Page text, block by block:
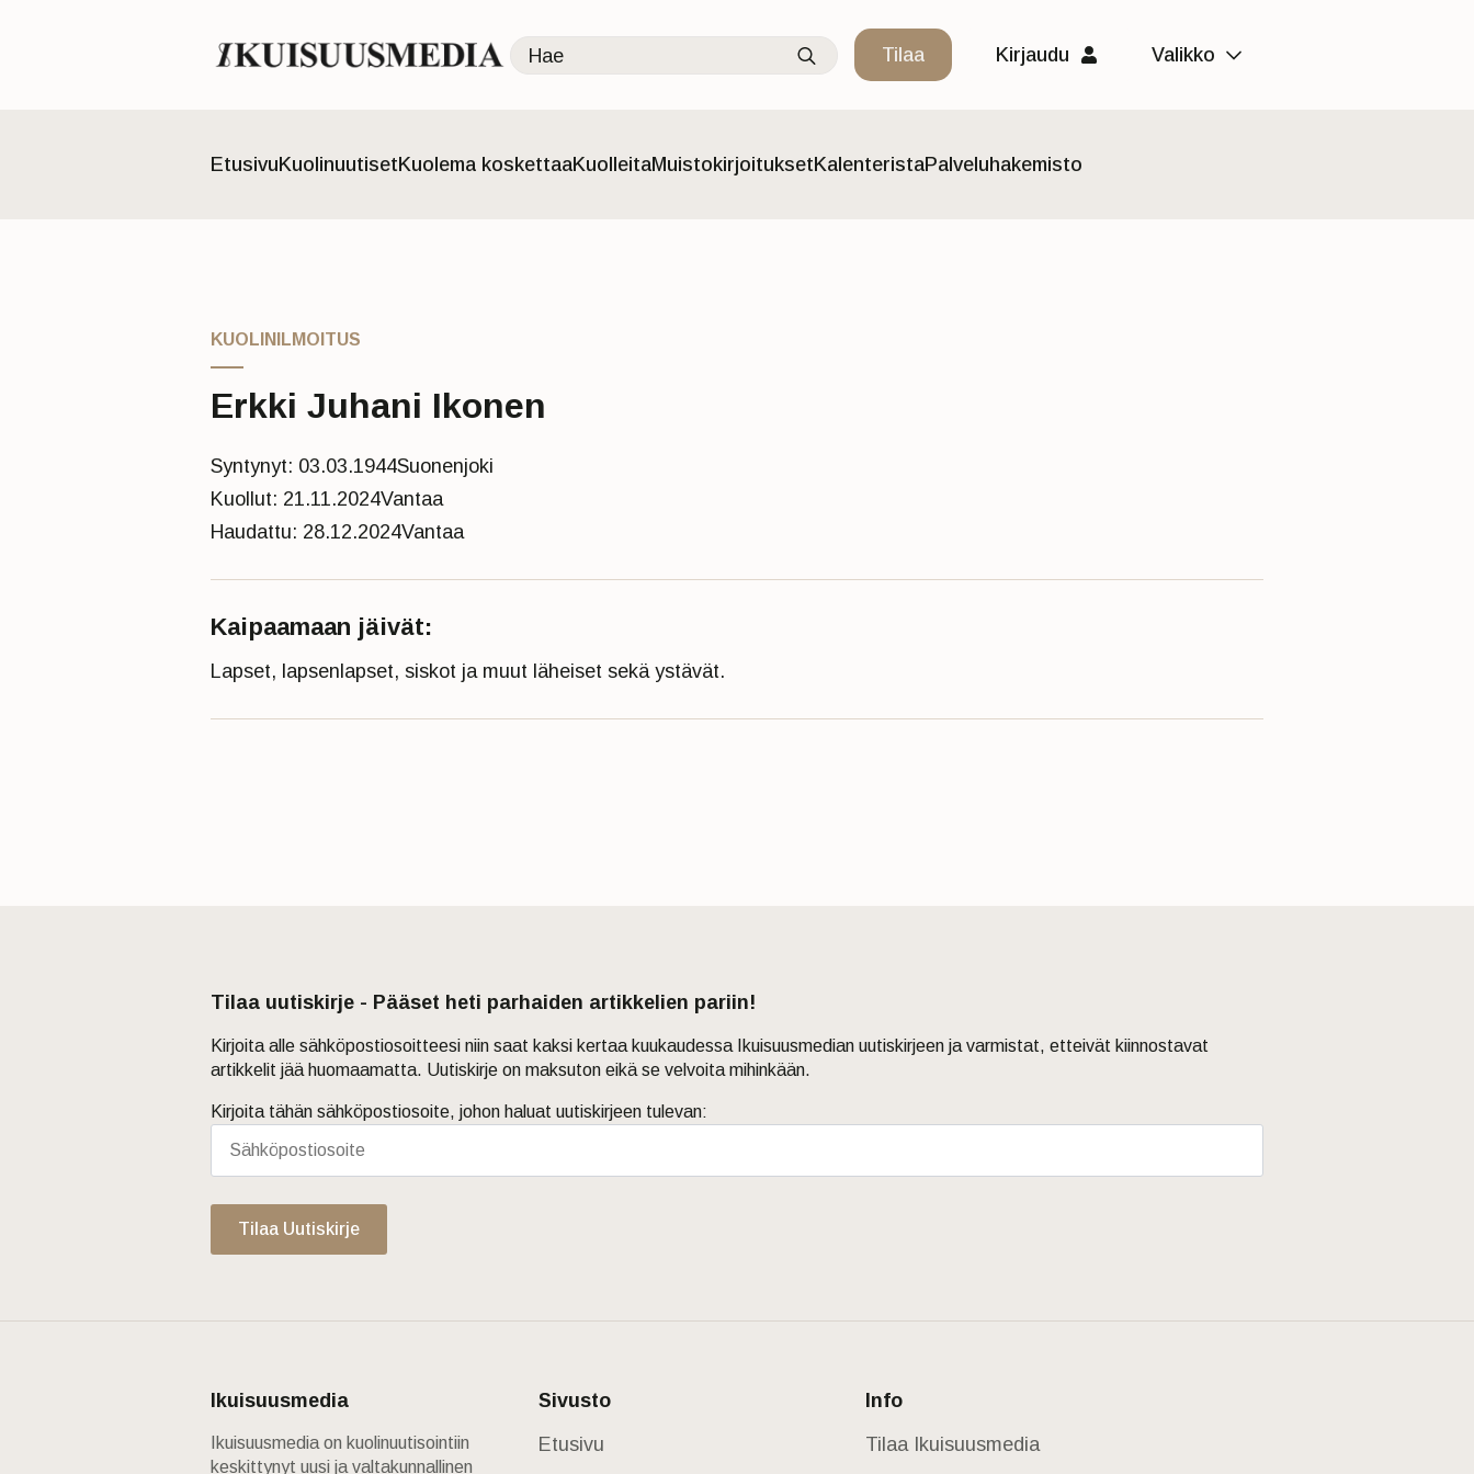
Search
for:
Tilaa Kirjaudu Valikko
Etusivu KuolinuutisetKuolema koskettaaKuolleitaMuistokirjoituksetKalenteristaPalveluhakemisto
KUOLINILMOITUS
Erkki Juhani Ikonen
Syntynyt: 03.03.1944Suonenjoki
Kuollut: 21.11.2024Vantaa
Haudattu: 28.12.2024Vantaa
Kaipaamaan jäivät:
Lapset, lapsenlapset, siskot ja muut läheiset sekä ystävät.
Tilaa uutiskirje - Pääset heti parhaiden artikkelien pariin!
Kirjoita alle sähköpostiosoitteesi niin saat kaksi kertaa kuukaudessa Ikuisuusmedian uutiskirjeen ja varmistat, etteivät kiinnostavat
artikkelit jää huomaamatta. Uutiskirje on maksuton eikä se velvoita mihinkään.
Kirjoita tähän sähköpostiosoite, johon haluat uutiskirjeen tulevan:
Tilaa Uutiskirje
Ikuisuusmedia
Ikuisuusmedia on kuolinuutisointiin
keskittynyt uusi ja valtakunnallinen
Sivusto
Etusivu
Info
Tilaa Ikuisuusmedia